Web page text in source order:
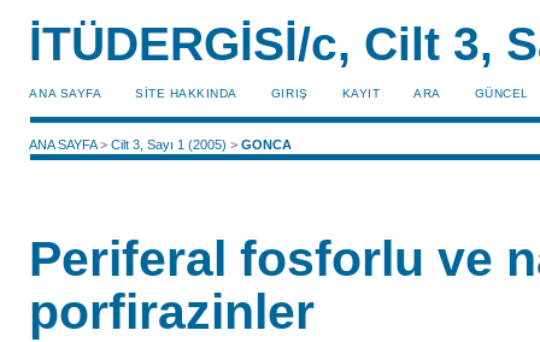
İTÜDERGİSİ/c, Cilt 3,
ANA SAYFA SİTE HAKKINDA GIRIŞ KAYIT ARA GÜNCEL
ANA SAYFA>Cilt 3, Sayı 1 (2005) >GONCA
Periferal fosforlu ve
porfirazinler